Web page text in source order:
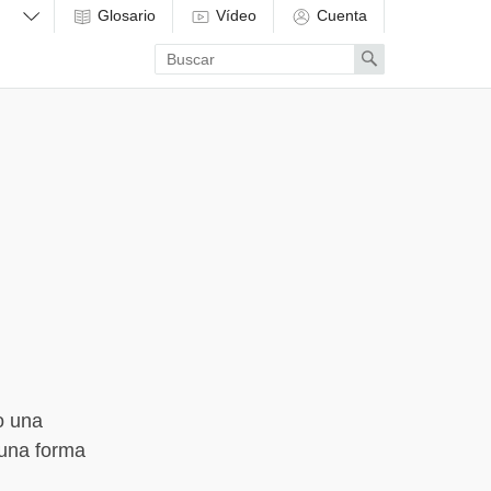
Glosario Vídeo Cuenta
Enter
search
term
Search
una
forma